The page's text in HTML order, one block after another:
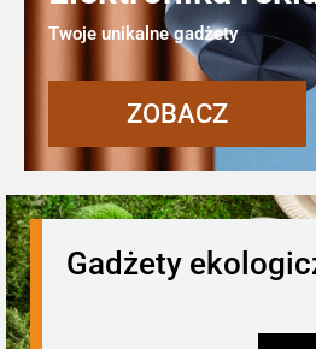
Twoje unikalne gadżety
ZOBACZ
Gadżety